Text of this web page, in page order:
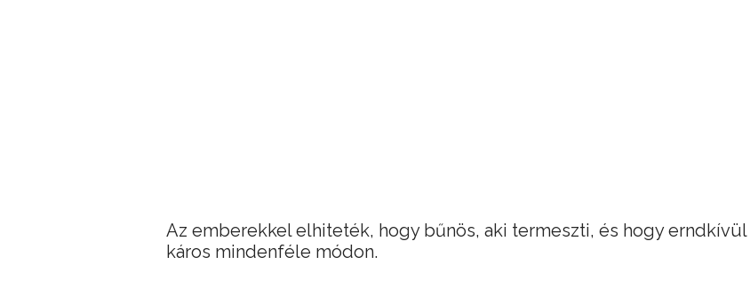
Az emberekkel elhiteték, hogy bűnös, aki termeszti, és hogy erndkívül
káros mindenféle módon.